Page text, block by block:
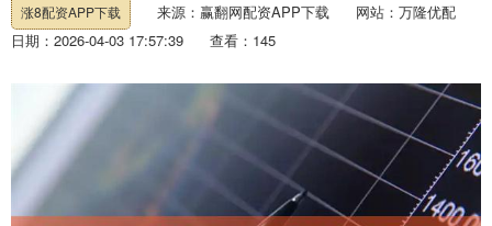
涨8配资APP下载 来源：赢翻网配资APP下载
网站：万隆优配
日期：2026-04-03 17:57:39
查看：145